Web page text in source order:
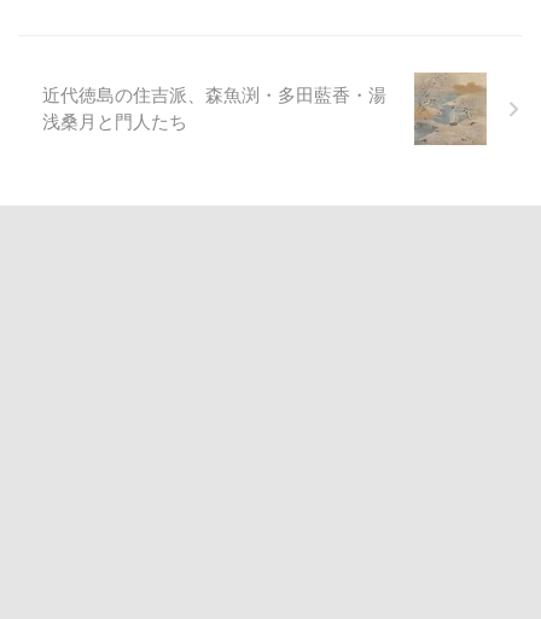
近代徳島の住吉派、森魚渕・多田藍香・湯
浅桑月と門人たち